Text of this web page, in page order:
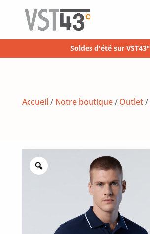
Soldes d'été sur VST43°
Accueil / Notre boutique/ Outlet/